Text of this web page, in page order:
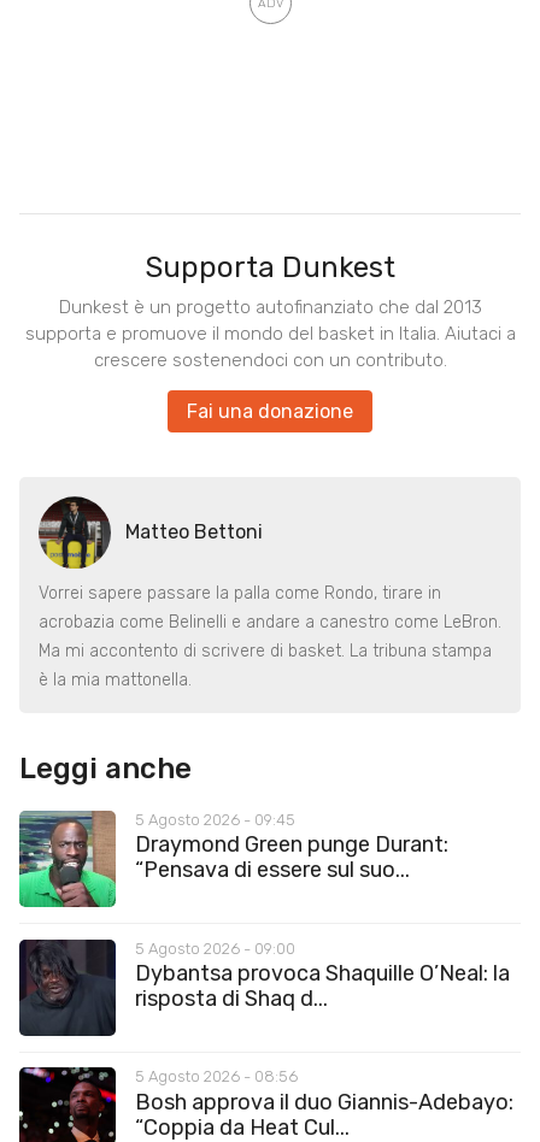
Supporta Dunkest
Dunkest è un progetto autofinanziato che dal 2013
supporta e promuove il mondo del basket in Italia. Aiutaci a
crescere sostenendoci con un contributo.
Fai una donazione
Matteo Bettoni
Vorrei sapere passare la palla come Rondo, tirare in
acrobazia come Belinelli e andare a canestro come LeBron.
Ma mi accontento di scrivere di basket. La tribuna stampa
è la mia mattonella.
Leggi anche
5 Agosto 2026 - 09:45
Draymond Green punge Durant:
“Pensava di essere sul suo...
5 Agosto 2026 - 09:00
Dybantsa provoca Shaquille O’Neal: la
risposta di Shaq d...
5 Agosto 2026 - 08:56
Bosh approva il duo Giannis-Adebayo:
“Coppia da Heat Cul...